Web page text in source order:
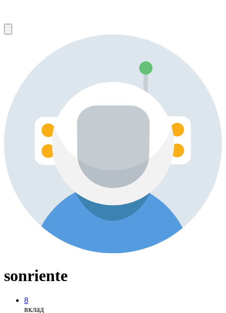
sonriente
8
вклад